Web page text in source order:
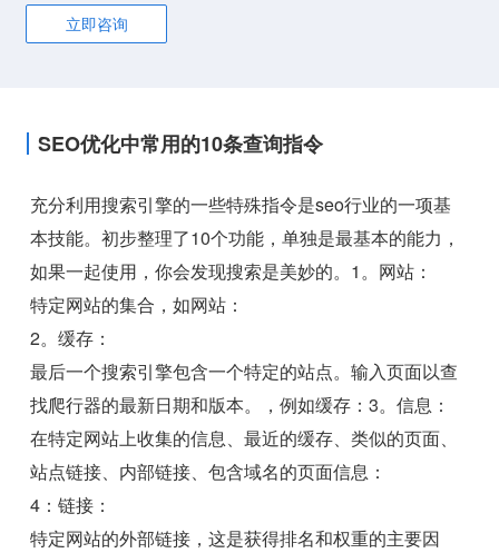
立即咨询
SEO优化中常用的10条查询指令
充分利用搜索引擎的一些特殊指令是seo行业的一项基
本技能。初步整理了10个功能，单独是最基本的能力，
如果一起使用，你会发现搜索是美妙的。1。网站：
特定网站的集合，如网站：
2。缓存：
最后一个搜索引擎包含一个特定的站点。输入页面以查
找爬行器的最新日期和版本。，例如缓存：3。信息：
在特定网站上收集的信息、最近的缓存、类似的页面、
站点链接、内部链接、包含域名的页面信息：
4：链接：
特定网站的外部链接，这是获得排名和权重的主要因